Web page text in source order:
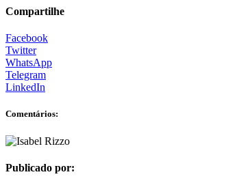
Compartilhe
Facebook
Twitter
WhatsApp
Telegram
LinkedIn
Comentários:
Publicado por: